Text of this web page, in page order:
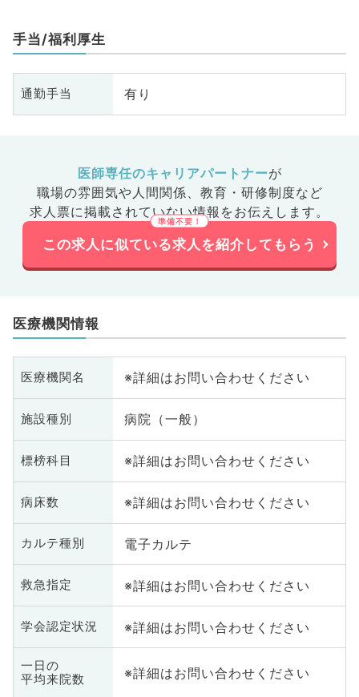
器内
般、一
外科、
不問
般
手当/福利厚生
通勤手当 有り
医師専任のキャリアパートナーが
職場の雰囲気や人間関係、 教育・研修制度など
求人票に掲載されていない情報をお伝えします。
この求人に似ている求人を紹介してもらう
医療機関情報
医療機関名 ※詳細はお問い合わせください
施設種別 病院（一般）
標榜科目 ※詳細はお問い合わせください
病床数 ※詳細はお問い合わせください
カルテ種別 電子カルテ
救急指定 ※詳細はお問い合わせください
学会認定状況 ※詳細はお問い合わせください
一日の
平均来院数
※詳細はお問い合わせください